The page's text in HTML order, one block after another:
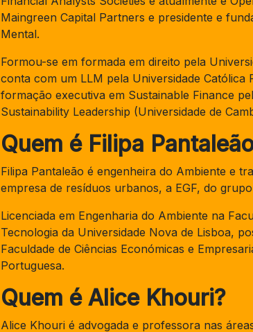
Maingreen Capital Partners e presidente e
Mental.
Formou-se em formada em direito pela
conta com um LLM pela Universidade Católica
formação executiva em Sustainable Finance
Sustainability Leadership (Universidade de
Quem é Filipa
Filipa Pantaleão é engenheira do Ambiente e
empresa de resíduos urbanos, a EGF, do
Licenciada em Engenharia do Ambiente na
Tecnologia da Universidade Nova de Lisboa,
Faculdade de Ciências Económicas e
Portuguesa.
Quem é Alice Khouri?
Alice Khouri é advogada e professora nas